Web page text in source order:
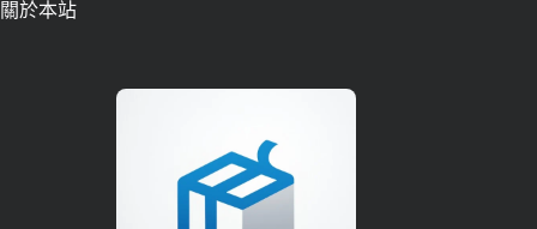
關於本站